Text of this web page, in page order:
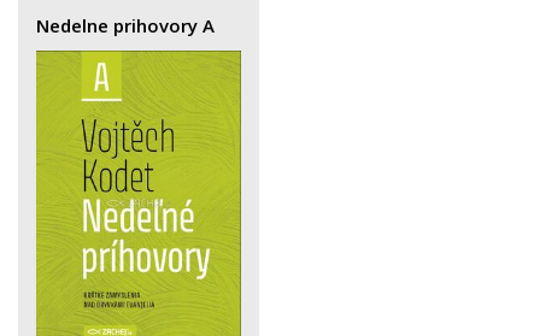
Nedelne prihovory A